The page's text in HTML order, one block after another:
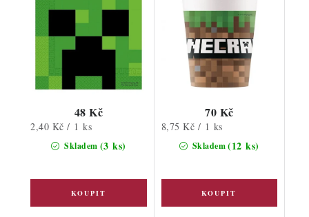
Skladem (3 ks)
48 Kč
Měrná
2,40 Kč / 1 ks
Skladem(12 ks)
70 Kč
Měrná
cena:
8,75 Kč / 1 ks